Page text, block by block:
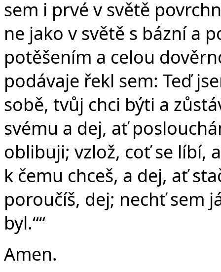
sem i prvé v světě
ne jako v světě s bázní a
potěšením a celou
podávaje řekl sem: Teď
sobě, tvůj chci býti a
svému a dej, ať
oblibuji; vzlož, coť se líbí,
k čemu chceš, a dej, ať
poroučíš, dej; nechť sem
byl.““
Amen.